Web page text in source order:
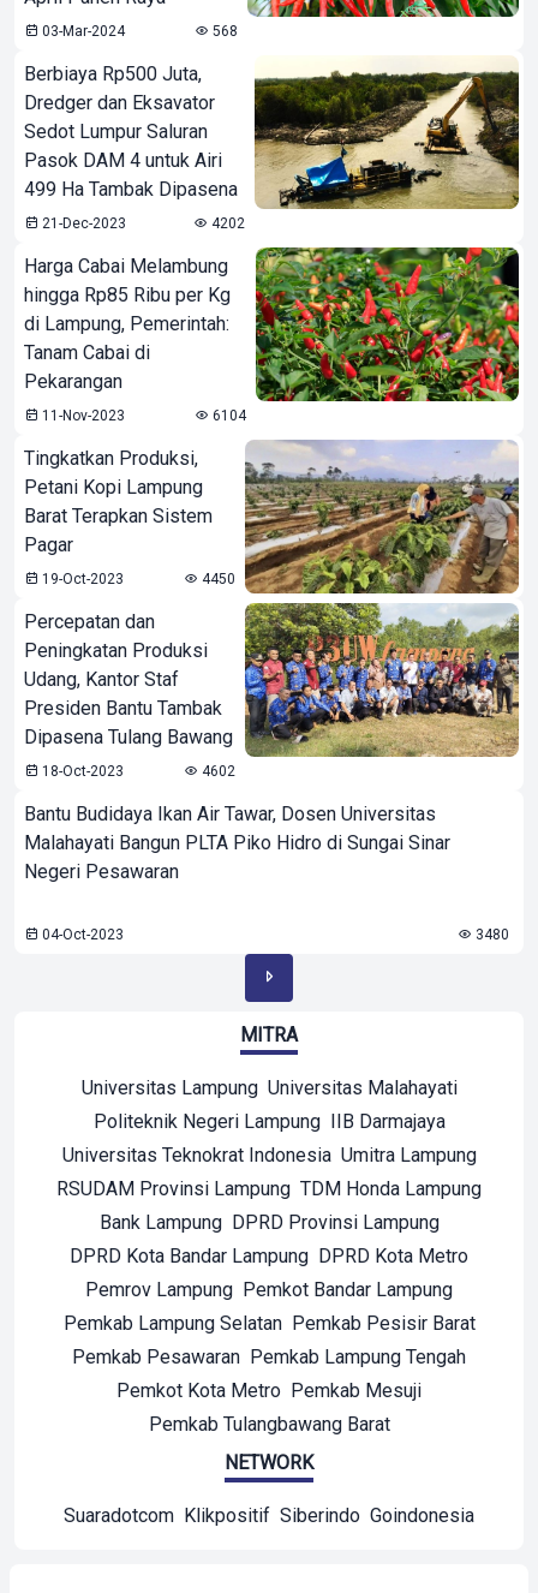
03-Mar-2024 568
Berbiaya Rp500 Juta,
Dredger dan Eksavator
Sedot Lumpur Saluran
Pasok DAM 4 untuk Airi
499 Ha Tambak Dipasena
21-Dec-2023 4202
Harga Cabai Melambung
hingga Rp85 Ribu per Kg
di Lampung, Pemerintah:
Tanam Cabai di
Pekarangan
11-Nov-2023 6104
Tingkatkan Produksi,
Petani Kopi Lampung
Barat Terapkan Sistem
Pagar
19-Oct-2023 4450
Percepatan dan
Peningkatan Produksi
Udang, Kantor Staf
Presiden Bantu Tambak
Dipasena Tulang Bawang
18-Oct-2023 4602
Bantu Budidaya Ikan Air Tawar, Dosen Universitas
Malahayati Bangun PLTA Piko Hidro di Sungai Sinar
Negeri Pesawaran
04-Oct-2023 3480
MITRA
Universitas Lampung Universitas Malahayati
Politeknik Negeri Lampung IIB Darmajaya
Universitas Teknokrat Indonesia Umitra Lampung
RSUDAM Provinsi Lampung TDM Honda Lampung
Bank Lampung DPRD Provinsi Lampung
DPRD Kota Bandar Lampung DPRD Kota Metro
Pemrov Lampung Pemkot Bandar Lampung
Pemkab Lampung Selatan Pemkab Pesisir Barat
Pemkab Pesawaran Pemkab Lampung Tengah
Pemkot Kota Metro Pemkab Mesuji
Pemkab Tulangbawang Barat
NETWORK
Suaradotcom Klikpositif Siberindo Goindonesia